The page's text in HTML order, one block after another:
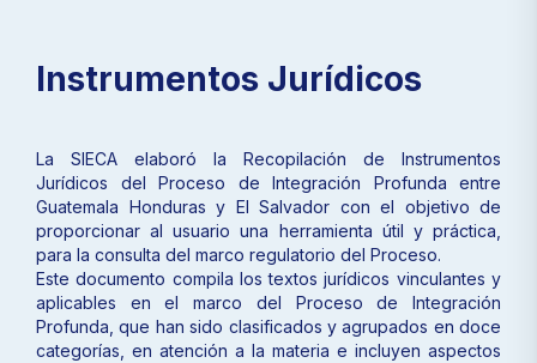
Instrumentos Jurídicos
La SIECA elaboró la Recopilación de Instrumentos
Jurídicos del Proceso de Integración Profunda entre
Guatemala Honduras y El Salvador con el objetivo de
proporcionar al usuario una herramienta útil y práctica,
para la consulta del marco regulatorio del Proceso.
Este documento compila los textos jurídicos vinculantes y
aplicables en el marco del Proceso de Integración
Profunda, que han sido clasificados y agrupados en doce
categorías, en atención a la materia e incluyen aspectos